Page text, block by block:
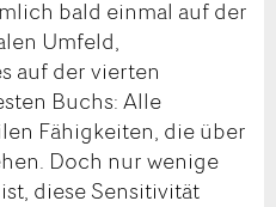
bald einmal auf der
Umfeld,
auf der vierten
Buchs: Alle
Fähigkeiten, die über
Doch nur wenige
diese Sensitivität